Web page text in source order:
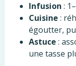
Infusion :
Cuisine :
égoutter,
Astuce :
une tasse